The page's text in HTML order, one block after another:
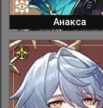
Анакса